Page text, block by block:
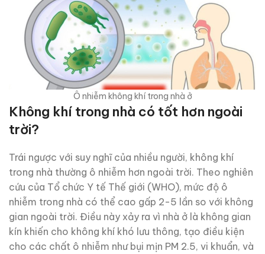
Ô nhiễm không khí trong nhà ở
Không khí trong nhà có tốt hơn ngoài
trời?
Trái ngược với suy nghĩ của nhiều người, không khí
trong nhà thường ô nhiễm hơn ngoài trời. Theo nghiên
cứu của Tổ chức Y tế Thế giới (WHO), mức độ ô
nhiễm trong nhà có thể cao gấp 2-5 lần so với không
gian ngoài trời. Điều này xảy ra vì nhà ở là không gian
kín khiến cho không khí khó lưu thông, tạo điều kiện
cho các chất ô nhiễm như bụi mịn PM 2.5, vi khuẩn, và